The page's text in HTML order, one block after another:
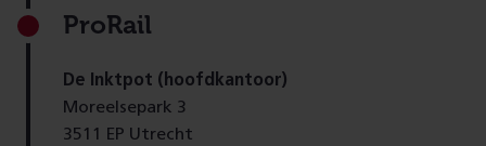
ProRail
De Inktpot (hoofdkantoor)
Moreelsepark 3
3511 EP Utrecht